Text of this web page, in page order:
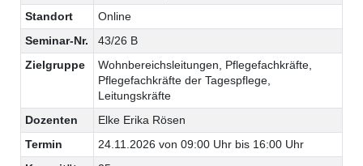
Standort
Online
Seminar-Nr.
43/26 B
Zielgruppe
Wohnbereichsleitungen, Pflegefachkräfte,
Pflegefachkräfte der Tagespflege,
Leitungskräfte
Dozenten
Elke Erika Rösen
Termin
24.11.2026 von 09:00 Uhr bis 16:00 Uhr